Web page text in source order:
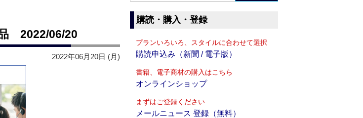
2022/06/20
2022年06月20日 (月)
購読・購入・登録
プランいろいろ、スタイルに合わせて選択
購読申込み（新聞 / 電子版）
書籍、電子商材の購入はこちら
オンラインショップ
まずはご登録ください
メールニュース 登録（無料）